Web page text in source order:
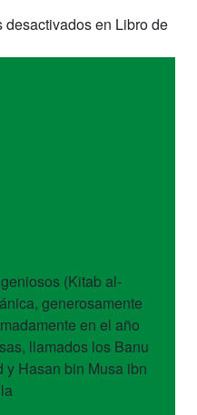
desactivadosen Libro de
(Kitab al-
generosamente
en el año
llamados los Banu
y Hasan bin Musa ibn